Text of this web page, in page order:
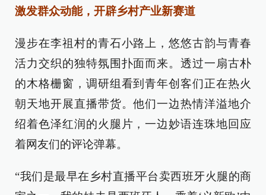
激发群众动能，开辟乡村产业新赛道
漫步在李祖村的青石小路上，悠悠古韵与青春
活力交织的独特氛围扑面而来。透过一扇古朴
的木格栅窗，调研组看到青年创客们正在热火
朝天地开展直播带货。他们一边热情洋溢地介
绍着色泽红润的火腿片，一边妙语连珠地回应
着网友们的评论弹幕。
“我们是最早在乡村直播平台卖西班牙火腿的商